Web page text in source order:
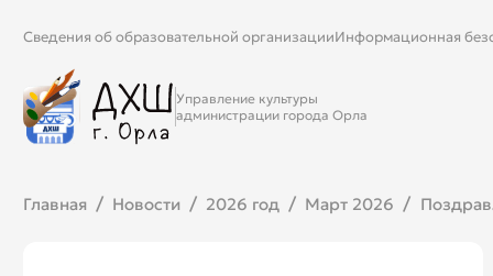
Сведения об образовательной организацииИнформационная
Управление культуры
администрации города Орла
Главная Новости 2026 год Март 2026